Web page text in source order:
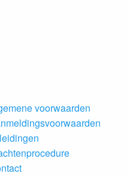
voorwaarden